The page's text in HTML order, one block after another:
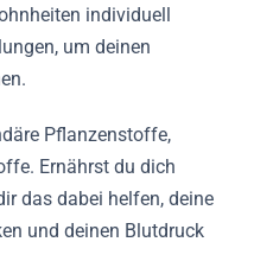
individuell
um deinen
Pflanzenstoffe,
Ernährst du dich
das dabei helfen, deine
und deinen Blutdruck